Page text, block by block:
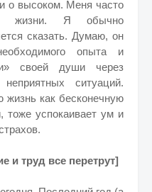
о высоком. Меня часто
жизни. Я обычно
сказать. Думаю, он
опыта и
своей души через
ситуаций.
жизнь как бесконечную
тоже успокаивает ум и
и труд все перетрут]